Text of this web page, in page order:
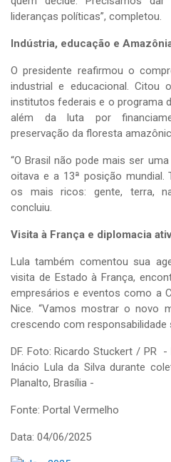
lideranças políticas”, completou.
Indústria, educação e
O presidente reafirmou o
industrial e educacional. Citou
institutos federais e o programa
além da luta por
preservação da floresta
“O Brasil não pode mais ser
oitava e a 13ª posição
os mais ricos: gente, terra,
concluiu.
Visita à França e diplomacia
Lula também comentou sua
visita de Estado à França,
empresários e eventos como a
Nice. “Vamos mostrar o novo
crescendo com responsabilidade
DF. Foto: Ricardo Stuckert / PR -
Inácio Lula da Silva durante
Planalto, Brasília -
Fonte: Portal Vermelho
Data: 04/06/2025